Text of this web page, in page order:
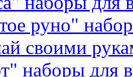
руно"
своими
наборы для